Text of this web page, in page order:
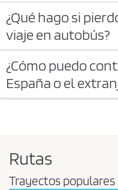
¿Qué hago si
viaje en autobús?
¿Cómo puedo
España o el
Rutas
Trayectos